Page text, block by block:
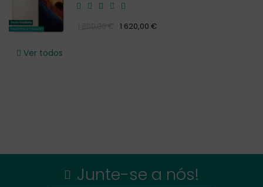
1 800,00 € 1 620,00 €
Ver todos
Junte-se a nós!